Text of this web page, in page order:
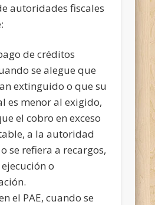
autoridades fiscales
de créditos
se alegue que
extinguido o que su
es menor al exigido,
el cobro en exceso
a la autoridad
se refiera a recargos,
o
el PAE, cuando se